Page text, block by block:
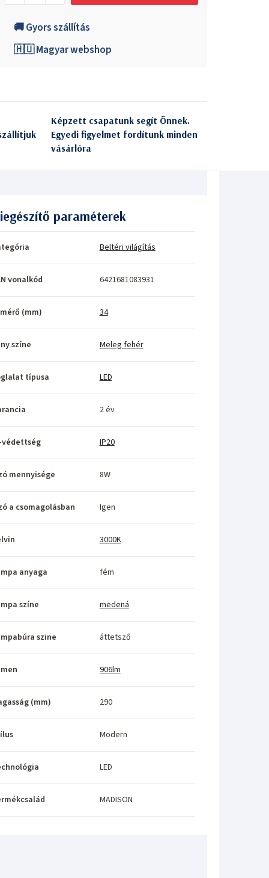
🚚 Gyors szállítás
🇭🇺 Magyar webshop
Képzett csapatunk segít Önnek.
Egyedi figyelmet fordítunk minden
vásárlóra
paraméterek
Beltéri világítás
vonalkód 6421681083931
(mm) 34
színe Meleg fehér
típusa LED
2 év
védettség IP20
mennyisége 8W
a csomagolásban Igen
3000K
anyaga fém
színe medená
szine áttetsző
906lm
(mm) 290
Modern
LED
MADISON